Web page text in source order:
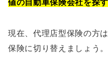
現在、代理店型保険の方
保険に切り替えましょう。